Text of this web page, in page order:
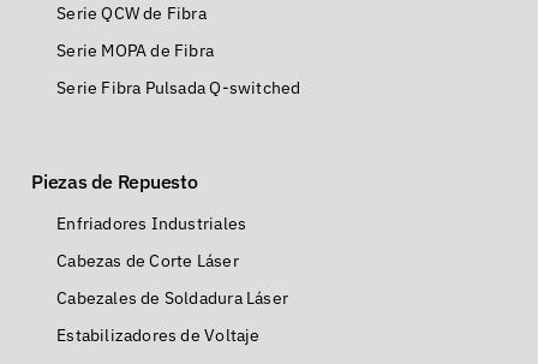
Serie QCW de Fibra
Serie MOPA de Fibra
Serie Fibra Pulsada Q-switched
Piezas de Repuesto
Enfriadores Industriales
Cabezas de Corte Láser
Cabezales de Soldadura Láser
Estabilizadores de Voltaje